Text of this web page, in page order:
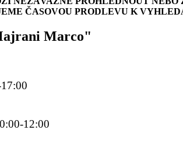
ČASOVOU PRODLEVU K
Marco"
12:00